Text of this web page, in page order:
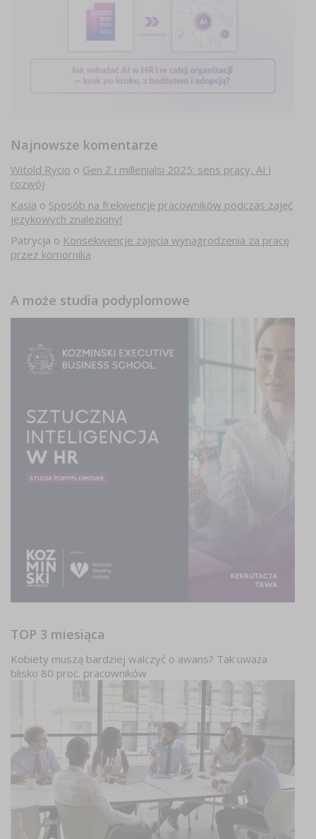
Najnowsze komentarze
Witold Rycio o Gen Z i millenialsi 2025: sens pracy, AI i
rozwój
Kasia o Sposób na frekwencję pracowników podczas zajęć
językowych znaleziony!
Patrycja o Konsekwencje zajęcia wynagrodzenia za pracę
przez komornika
A może studia podyplomowe
TOP 3 miesiąca
Kobiety muszą bardziej walczyć o awans? Tak uważa
blisko 80 proc. pracowników